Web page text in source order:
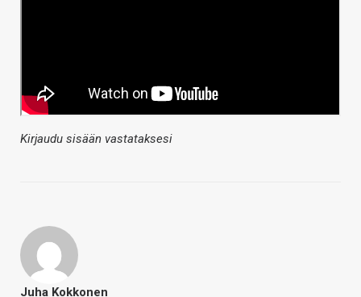
Kirjaudu sisään vastataksesi
Juha Kokkonen